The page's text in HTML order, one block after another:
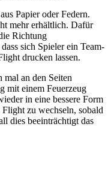
Papier oder Federn.
mehr erhältlich. Dafür
Richtung
sich Spieler ein Team-
drucken lassen.
an den Seiten
mit einem Feuerzeug
in eine bessere Form
zu wechseln, sobald
dies beeinträchtigt das